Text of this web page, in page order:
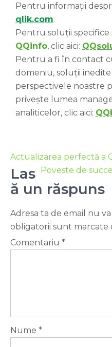
Pentru informații
qlik.com.
Pentru soluții specifice
QQinfo, clic aici:
Pentru a fi în contact
domeniu, soluții
perspectivele noastre
privește lumea
analiticelor, clic aici:
Actualizarea perfectă a
Poveste de
Las
ă un răspuns
Adresa ta de email nu
obligatorii sunt marcate
Comentariu *
Nume *